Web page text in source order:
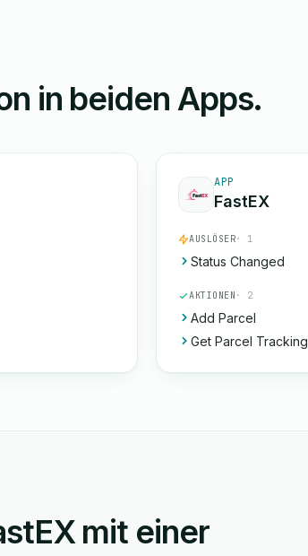
in beiden Apps.
APP
FastEX
AUSLÖSER· 1
Status Changed
AKTIONEN · 2
Add Parcel
Get Parcel Tracking
mit einer